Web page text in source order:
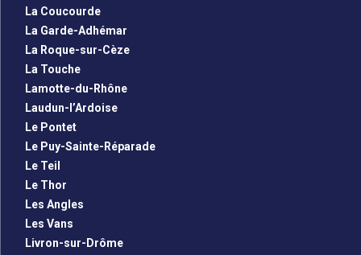
La Coucourde
La Garde-Adhémar
La Roque-sur-Cèze
La Touche
Lamotte-du-Rhône
Laudun-l’Ardoise
Le Pontet
Le Puy-Sainte-Réparade
Le Teil
Le Thor
Les Angles
Les Vans
Livron-sur-Drôme